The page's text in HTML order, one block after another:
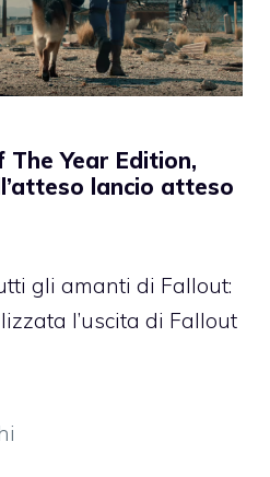
The Year Edition,
lancio atteso
gli amanti di Fallout:
l’uscita di Fallout